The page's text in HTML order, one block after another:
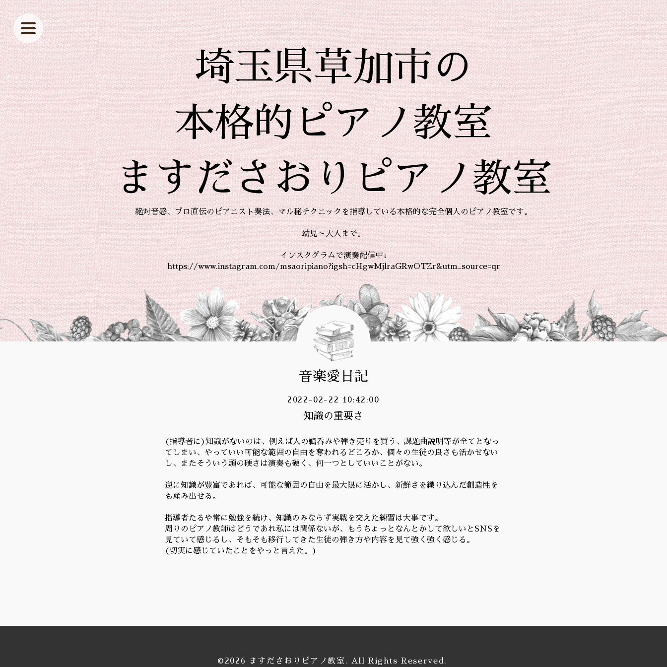
埼玉県草加市の
本格的ピアノ教室
ますださおりピアノ教室
絶対音感、プロ直伝のピアニスト奏法、マル秘テクニックを指導している本格的な完全個人のピアノ教室です。
幼児～大人まで。
インスタグラムで演奏配信中↓
https://www.instagram.com/msaoripiano?igsh=cHgwMjlraGRwOTZr&utm_source=qr
音楽愛日記
2022-02-22 10:42:00
知識の重要さ
(指導者に)知識がないのは、例えば人の鵜呑みや弾き売りを買う、課題曲説明等が全てとなっ
てしまい、やっていい可能な範囲の自由を奪われるどころか、個々の生徒の良さも活かせない
し、またそういう頭の硬さは演奏も硬く、何一つとしていいことがない。
逆に知識が豊富であれば、可能な範囲の自由を最大限に活かし、新鮮さを織り込んだ創造性を
も産み出せる。
指導者たるや常に勉強を続け、知識のみならず実戦を交えた練習は大事です。
周りのピアノ教師はどうであれ私には関係ないが、もうちょっとなんとかして欲しいとSNSを
見ていて感じるし、そもそも移行してきた生徒の弾き方や内容を見て強く強く感じる。
(切実に感じていたことをやっと言えた。)
©2026 ますださおりピアノ教室 . All Rights Reserved.